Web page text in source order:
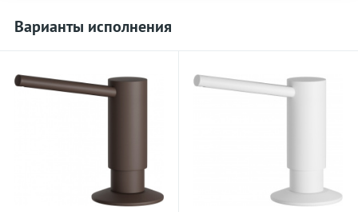
Варианты исполнения